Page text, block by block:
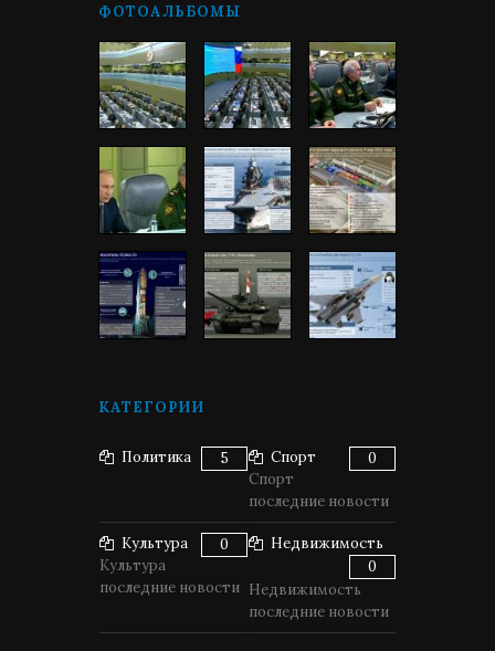
ФОТОАЛЬБОМЫ
КАТЕГОРИИ
Политика 5 Спорт
0
Спорт
последние новости
Культура
0
Культура
последние новости
Недвижимость
0
Недвижимость
последние новости